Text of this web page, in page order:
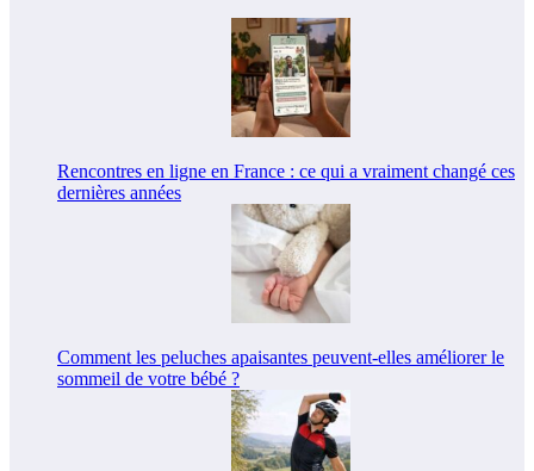
Rencontres en ligne en France : ce qui a vraiment changé ces
dernières années
Comment les peluches apaisantes peuvent-elles améliorer le
sommeil de votre bébé ?